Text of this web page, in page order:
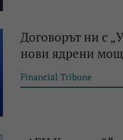
Договорът ни с
нови ядрени
Financial Tribune